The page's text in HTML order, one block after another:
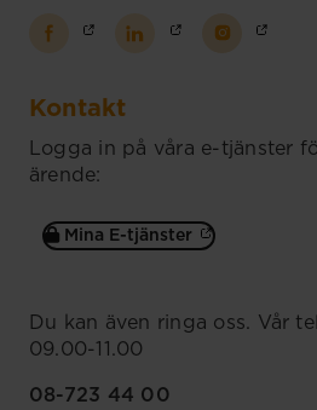
Kontakt
Logga in på våra e-tjänster
ärende:
Mina E-tjänster
Du kan även ringa oss. Vår
09.00-11.00
08-723 44 00